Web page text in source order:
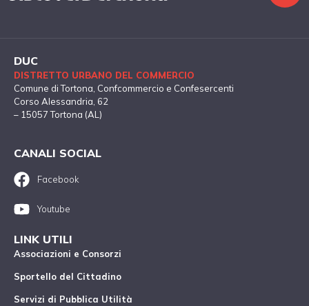
DUC
DISTRETTO URBANO DEL COMMERCIO
Comune di Tortona , Confcommercio e Confesercenti
Corso Alessandria, 62
– 15057 Tortona (AL)
CANALI SOCIAL
Facebook
Youtube
LINK UTILI
Associazioni e Consorzi
Sportello del Cittadino
Servizi di Pubblica Utilità